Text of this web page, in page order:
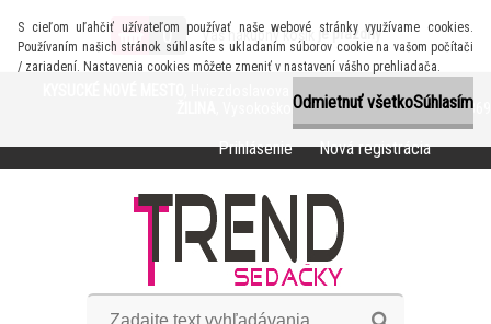
S cieľom uľahčiť užívateľom používať naše webové stránky využívame cookies.
Používaním našich stránok súhlasíte s ukladaním súborov cookie na vašom počítači
/ zariadení. Nastavenia cookies môžete zmeniť v nastavení vášho prehliadača.
Odmietnuť všetkoSúhlasím
, Hviezdoslavova 1116, Info: +421 905 618 638
, Vysokoškolákov 41, Info: +421 905 872 369
Prihlásenie Nová registrácia
0 Váš nákupný košík je prázdny